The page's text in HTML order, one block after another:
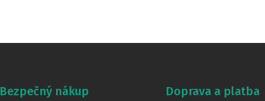
Bezpečný nákup Doprava a platba